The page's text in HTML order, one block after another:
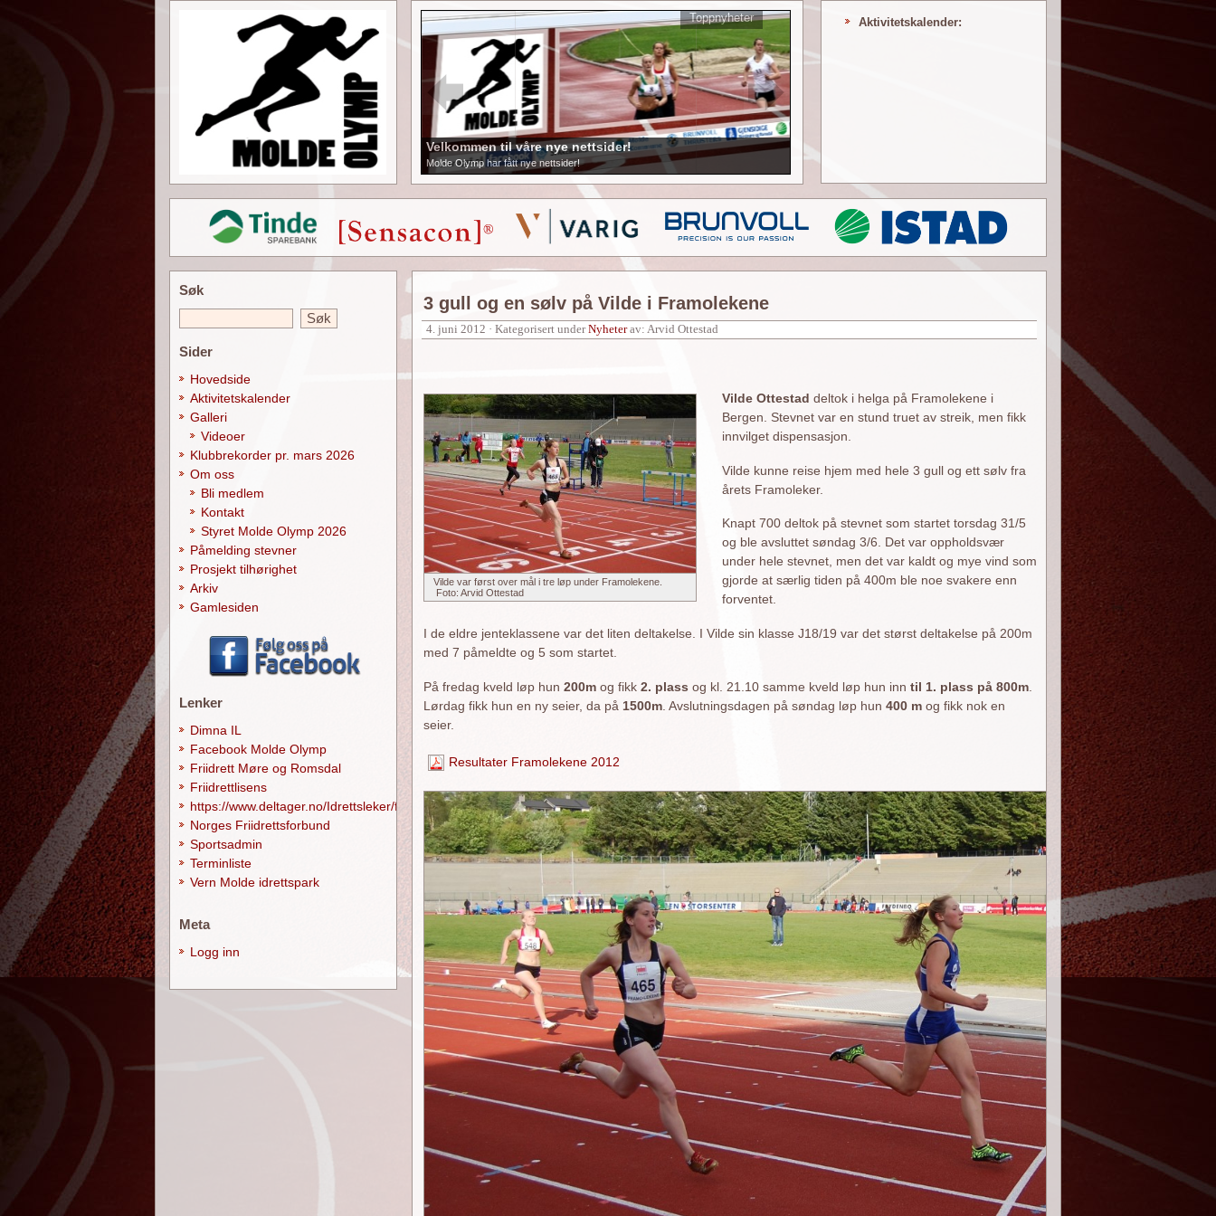
Aktivitetskalender:
Velkommen til våre nye nettsider!
Molde Olymp har fått nye nettsider!
Toppnyheter
3 gull og en sølv på Vilde i Framolekene
4. juni 2012 · Kategorisert underNyheterav: Arvid Ottestad
Vilde var først over mål i tre løp under Framolekene.
Foto: Arvid Ottestad
Vilde Ottestad deltok i helga på Framolekene i
Bergen. Stevnet var en stund truet av streik, men fikk
innvilget dispensasjon.
Vilde kunne reise hjem med hele 3 gull og ett sølv fra
årets Framoleker.
Knapt 700 deltok på stevnet som startet torsdag 31/5
og ble avsluttet søndag 3/6. Det var oppholdsvær
under hele stevnet, men det var kaldt og mye vind som
gjorde at særlig tiden på 400m ble noe svakere enn
forventet.
I de eldre jenteklassene var det liten deltakelse. I Vilde sin klasse J18/19 var det størst deltakelse på 200m
med 7 påmeldte og 5 som startet.
På fredag kveld løp hun 200m og fikk 2. plass og kl. 21.10 samme kveld løp hun inn til 1. plass på 800m
Lørdag fikk hun en ny seier, da på 1500m . Avslutningsdagen på søndag løp hun 400 m og fikk nok en
seier.
Resultater Framolekene 2012
Søk
Sider
Hovedside
Aktivitetskalender
Galleri
Videoer
Klubbrekorder pr. mars 2026
Om oss
Bli medlem
Kontakt
Styret Molde Olymp 2026
Påmelding stevner
Prosjekt tilhørighet
Arkiv
Gamlesiden
Lenker
Dimna IL
Facebook Molde Olymp
Friidrett Møre og Romsdal
Friidrettlisens
https://www.deltager.no/Idrettsleker/forside
Norges Friidrettsforbund
Sportsadmin
Terminliste
Vern Molde idrettspark
Meta
Logg inn